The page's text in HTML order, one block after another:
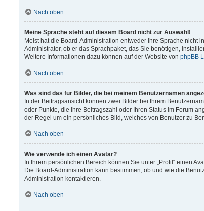
Nach oben
Meine Sprache steht auf diesem Board nicht zur Auswahl!
Meist hat die Board-Administration entweder Ihre Sprache nicht
Administrator, ob er das Sprachpaket, das Sie benötigen,
Weitere Informationen dazu können auf der Website von phpBB
Nach oben
Was sind das für Bilder, die bei meinem Benutzernamen
In der Beitragsansicht können zwei Bilder bei Ihrem
oder Punkte, die Ihre Beitragszahl oder Ihren Status im Forum
der Regel um ein persönliches Bild, welches von Benutzer zu
Nach oben
Wie verwende ich einen Avatar?
In Ihrem persönlichen Bereich können Sie unter „Profil“ einen
Die Board-Administration kann bestimmen, ob und wie die
Administration kontaktieren.
Nach oben